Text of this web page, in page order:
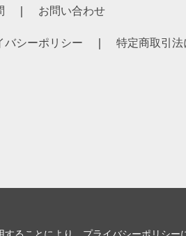
お問い合わせ
バシーポリシー 特定商取引